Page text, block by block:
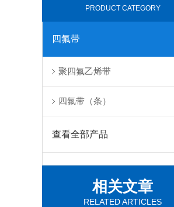
PRODUCT CATEGORY
四氟带
聚四氟乙烯带
四氟带（条）
查看全部产品
相关文章
RELATED ARTICLES